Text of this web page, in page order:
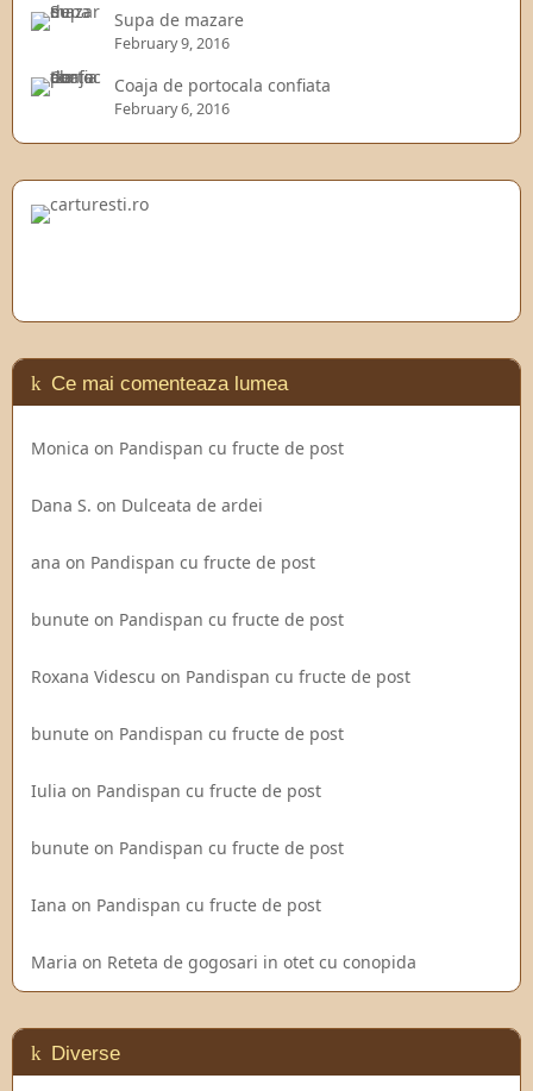
Supa de mazare
February 9, 2016
Coaja de portocala confiata
February 6, 2016
Ce mai comenteaza lumea
Monica on Pandispan cu fructe de post
Dana S. on Dulceata de ardei
ana on Pandispan cu fructe de post
bunute on Pandispan cu fructe de post
Roxana Videscu on Pandispan cu fructe de post
bunute on Pandispan cu fructe de post
Iulia on Pandispan cu fructe de post
bunute on Pandispan cu fructe de post
Iana on Pandispan cu fructe de post
Maria on Reteta de gogosari in otet cu conopida
Diverse